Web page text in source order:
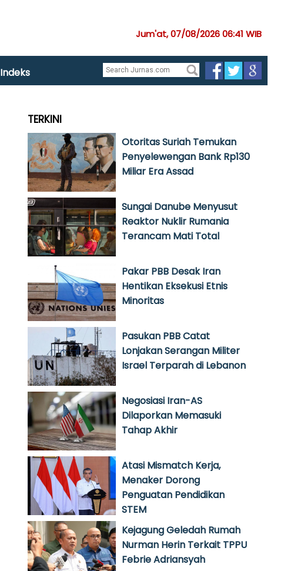
Jum'at, 07/08/2026 06:41 WIB
Indeks
TERKINI
Otoritas Suriah Temukan
Penyelewengan Bank Rp130
Miliar Era Assad
Sungai Danube Menyusut
Reaktor Nuklir Rumania
Terancam Mati Total
Pakar PBB Desak Iran
Hentikan Eksekusi Etnis
Minoritas
Pasukan PBB Catat
Lonjakan Serangan Militer
Israel Terparah di Lebanon
Negosiasi Iran-AS
Dilaporkan Memasuki
Tahap Akhir
Atasi Mismatch Kerja,
Menaker Dorong
Penguatan Pendidikan
STEM
Kejagung Geledah Rumah
Nurman Herin Terkait TPPU
Febrie Adriansyah